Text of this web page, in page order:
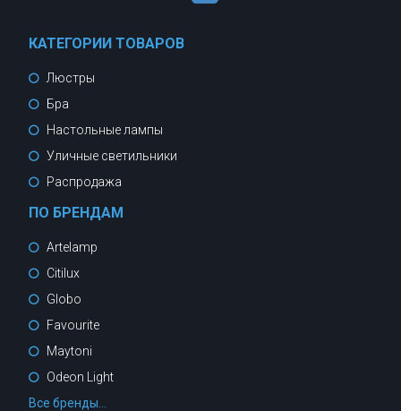
КАТЕГОРИИ ТОВАРОВ
Люстры
Бра
Настольные лампы
Уличные светильники
Распродажа
ПО БРЕНДАМ
Artelamp
Citilux
Globo
Favourite
Maytoni
Odeon Light
Все бренды...